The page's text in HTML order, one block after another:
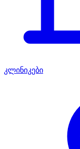
კლინიკები